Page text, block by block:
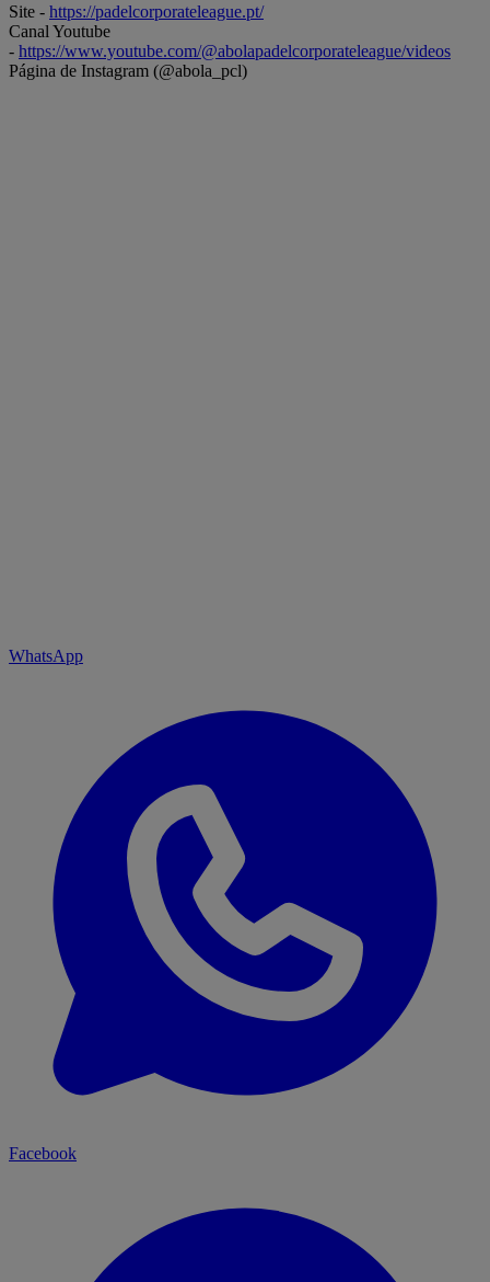
Site - https://padelcorporateleague.pt/
Canal Youtube
- https://www.youtube.com/@abolapadelcorporateleague/videos
Página de Instagram (@abola_pcl)
WhatsApp
Facebook